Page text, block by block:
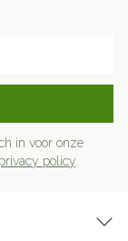
in voor onze
privacy policy